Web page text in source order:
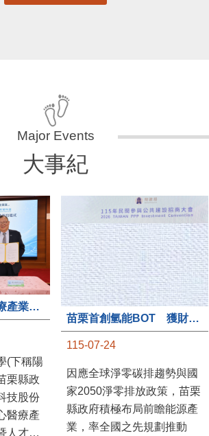
大事紀
(下稱陽
栗縣政
技股份
醫療產
人才培
苗栗首創氫能BOT 獲財政部「突破之翼」肯定
115-07-24
因應全球淨零碳排趨勢與國
家2050淨零排放政策，苗栗
縣政府積極布局前瞻能源產
業，率全國之先規劃推動